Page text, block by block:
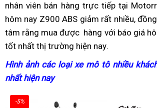
màu
sơn
mới
trang
trí
xe
chi
tiết
lẻ
xe
nhân viên bán hàng trực tiếp giá
nhập
kho
Z900
tại
hôm nay Z900 ABS giảm rất nhiều,rẻ
nhất
đồng
tâm rằng mua được dịch
vụ
hàng khuyến
mãi
với báo giá
tốt nhất thị trường hiện naygiá
lẻ
chính
hãng
.
Hình ảnhgiảm
giá
các loại xe mô tôthanh
nhiều
nhất hiện naybáo
-5%